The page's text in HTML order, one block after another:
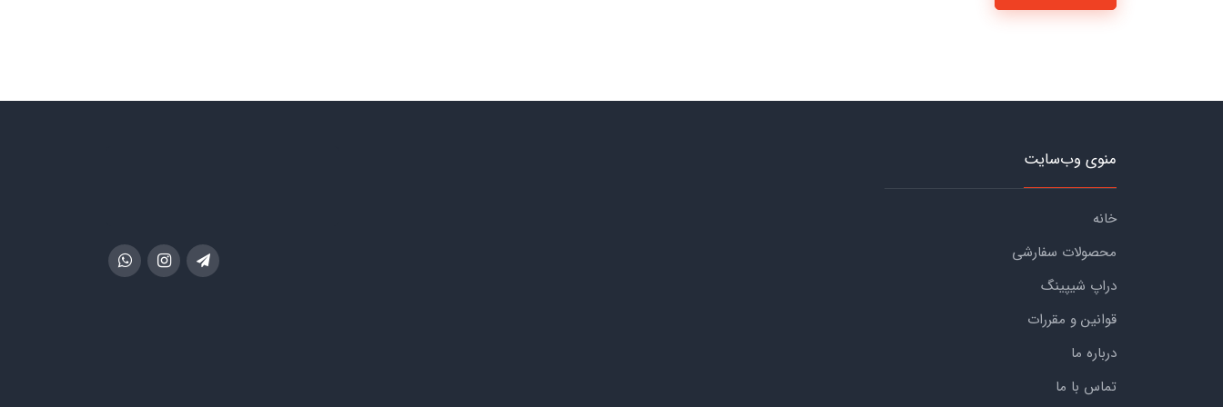
منوی وب‌سایت
خانه
محصولات سفارشی
دراپ شیپینگ
قوانین و مقررات
درباره ما
تماس با ما